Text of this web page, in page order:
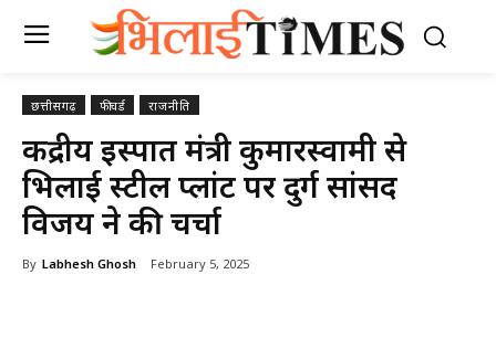
छत्तीसगढ़ फीचर्ड राजनीति
केंद्रीय इस्पात मंत्री कुमारस्वामी से
भिलाई स्टील प्लांट पर दुर्ग सांसद
विजय ने की चर्चा
By Labhesh Ghosh February 5, 2025